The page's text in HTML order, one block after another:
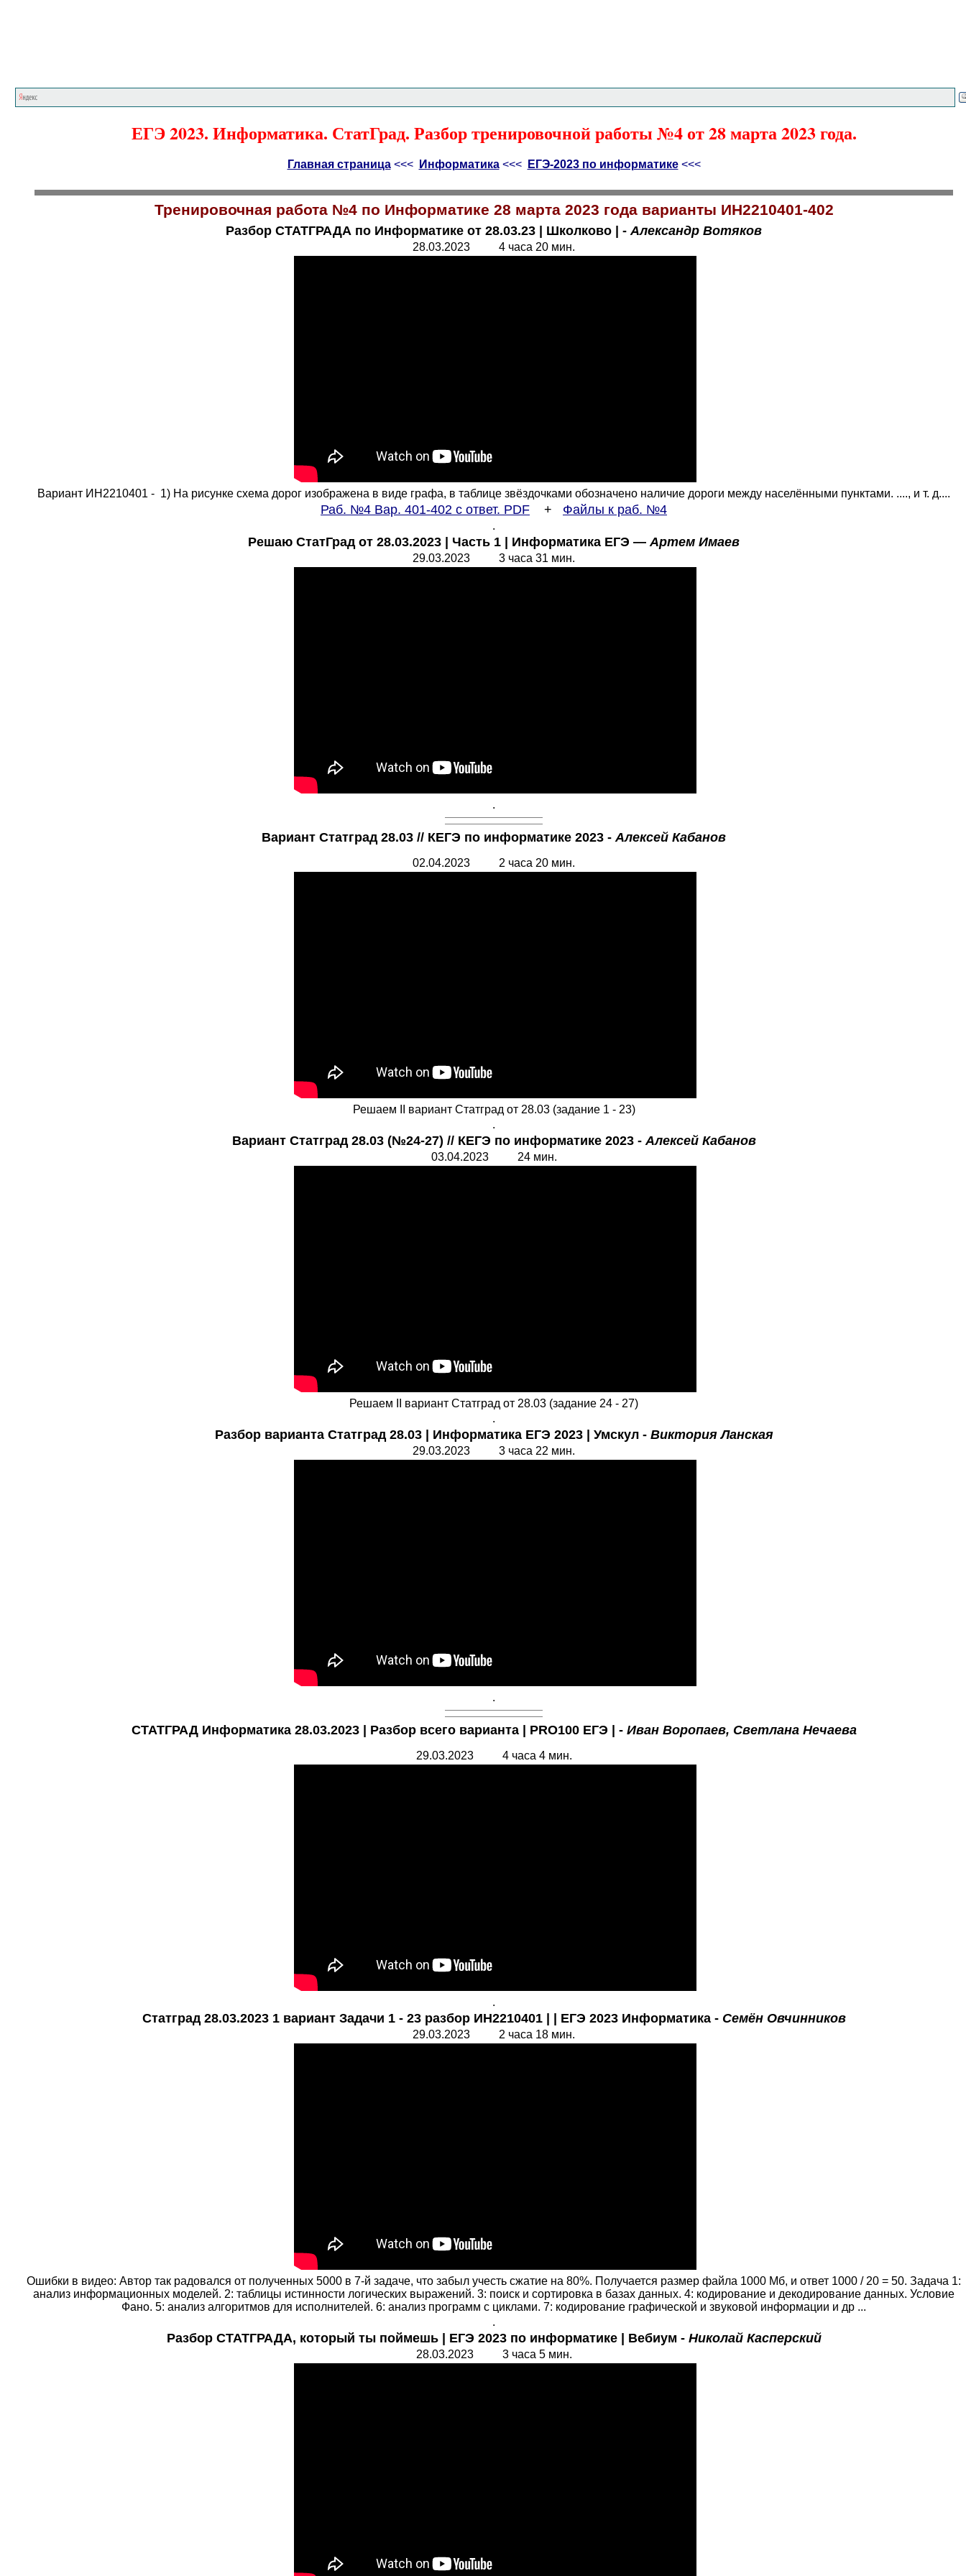
ЕГЭ 2023. Информатика. СтатГрад. Разбор тренировочной работы №4 от 28 марта 2023 года.
Главная страница<<< Информатика<<< ЕГЭ-2023 по информатике<<<
Тренировочная работа №4 по Информатике 28 марта 2023 года варианты ИН2210401-402
Разбор СТАТГРАДА по Информатике от 28.03.23 Школково -Александр Вотяков
28.03.2023 4 часа 20 мин.
Вариант ИН2210401 - 1) На рисунке схема дорог изображена в виде графа, в таблице звёздочками обозначено наличие дороги между населёнными пунктами. ...., и т. д....
Раб. №4 Вар. 401-402 с ответ. PDF + Файлы к раб. №4
.
Решаю СтатГрад от 28.03.2023 | Часть 1 | Информатика ЕГЭ —Артем Имаев
29.03.2023 3 часа 31 мин.
.
Вариант Статград 28.03 // КЕГЭ по информатике 2023 -Алексей Кабанов
02.04.2023 2 часа 20 мин.
Решаем II вариант Статград от 28.03 (задание 1 - 23)
.
Вариант Статград 28.03 (№24-27) // КЕГЭ по информатике 2023 -Алексей Кабанов
03.04.2023 24 мин.
Решаем II вариант Статград от 28.03 (задание 24 - 27)
.
Разбор варианта Статград 28.03 | Информатика ЕГЭ 2023 | Умскул - Виктория Ланская
29.03.2023 3 часа 22 мин.
.
СТАТГРАД Информатика 28.03.2023 | Разбор всего варианта | PRO100 ЕГЭ | - Иван Воропаев, Светлана Нечаева
29.03.2023 4 часа 4 мин.
.
Статград 28.03.2023 1 вариант Задачи 1 - 23 разбор ИН2210401 | | ЕГЭ 2023 Информатика - Семён Овчинников
29.03.2023 2 часа 18 мин.
Ошибки в видео: Автор так радовался от полученных 5000 в 7-й задаче, что забыл учесть сжатие на 80%. Получается размер файла 1000 Мб, и ответ 1000 / 20 = 50. Задача 1:
анализ информационных моделей. 2: таблицы истинности логических выражений. 3: поиск и сортировка в базах данных. 4: кодирование и декодирование данных. Условие
Фано. 5: анализ алгоритмов для исполнителей. 6: анализ программ с циклами. 7: кодирование графической и звуковой информации и др ...
.
Разбор СТАТГРАДА, который ты поймешь | ЕГЭ 2023 по информатике | Вебиум - Николай Касперский
28.03.2023 3 часа 5 мин.